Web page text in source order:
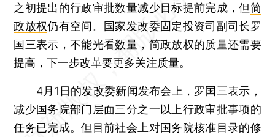
之初提出的行政审批数量减少目标提前完成，但简
政放权仍有空间。国家发改委固定投资司副司长罗
国三表示，不能光看数量，简政放权的质量还需要
提高，下一步改革要更多关注质量。
4月1日的发改委新闻发布会上，罗国三表示，
减少国务院部门层面三分之一以上行政审批事项的
任务已完成。但目前社会上对国务院核准目录的修